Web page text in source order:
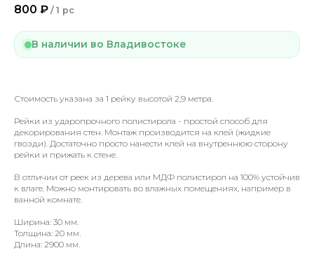
800 ₽ / 1 pc
В наличии во Владивостоке
Стоимость указана за 1 рейку высотой 2,9 метра.
Рейки из ударопрочного полистирола - простой способ для
декорирования стен. Монтаж производится на клей (жидкие
гвозди). Достаточно просто нанести клей на внутреннюю сторону
рейки и прижать к стене.
В отличии от реек из дерева или МДФ полистирол на 100% устойчив
к влаге. Можно монтировать во влажных помещениях, например в
ванной комнате.
Ширина: 30 мм.
Толщина: 20 мм.
Длина: 2900 мм.